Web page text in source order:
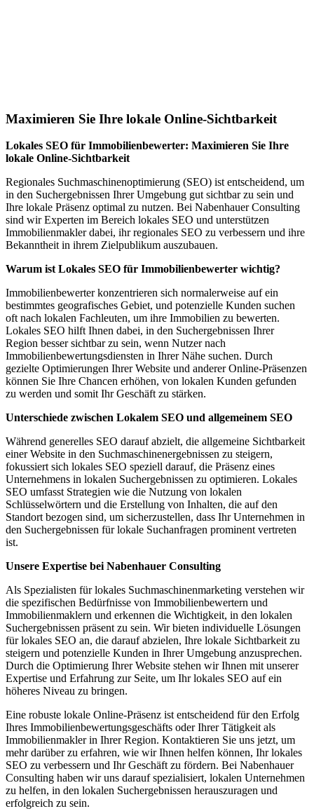
Maximieren Sie Ihre lokale Online-Sichtbarkeit
Lokales SEO für Immobilienbewerter: Maximieren Sie Ihre
lokale Online-Sichtbarkeit
Regionales Suchmaschinenoptimierung (SEO) ist entscheidend, um
in den Suchergebnissen Ihrer Umgebung gut sichtbar zu sein und
Ihre lokale Präsenz optimal zu nutzen. Bei Nabenhauer Consulting
sind wir Experten im Bereich lokales SEO und unterstützen
Immobilienmakler dabei, ihr regionales SEO zu verbessern und ihre
Bekanntheit in ihrem Zielpublikum auszubauen.
Warum ist Lokales SEO für Immobilienbewerter wichtig?
Immobilienbewerter konzentrieren sich normalerweise auf ein
bestimmtes geografisches Gebiet, und potenzielle Kunden suchen
oft nach lokalen Fachleuten, um ihre Immobilien zu bewerten.
Lokales SEO hilft Ihnen dabei, in den Suchergebnissen Ihrer
Region besser sichtbar zu sein, wenn Nutzer nach
Immobilienbewertungsdiensten in Ihrer Nähe suchen. Durch
gezielte Optimierungen Ihrer Website und anderer Online-Präsenzen
können Sie Ihre Chancen erhöhen, von lokalen Kunden gefunden
zu werden und somit Ihr Geschäft zu stärken.
Unterschiede zwischen Lokalem SEO und allgemeinem SEO
Während generelles SEO darauf abzielt, die allgemeine Sichtbarkeit
einer Website in den Suchmaschinenergebnissen zu steigern,
fokussiert sich lokales SEO speziell darauf, die Präsenz eines
Unternehmens in lokalen Suchergebnissen zu optimieren. Lokales
SEO umfasst Strategien wie die Nutzung von lokalen
Schlüsselwörtern und die Erstellung von Inhalten, die auf den
Standort bezogen sind, um sicherzustellen, dass Ihr Unternehmen in
den Suchergebnissen für lokale Suchanfragen prominent vertreten
ist.
Unsere Expertise bei Nabenhauer Consulting
Als Spezialisten für lokales Suchmaschinenmarketing verstehen wir
die spezifischen Bedürfnisse von Immobilienbewertern und
Immobilienmaklern und erkennen die Wichtigkeit, in den lokalen
Suchergebnissen präsent zu sein. Wir bieten individuelle Lösungen
für lokales SEO an, die darauf abzielen, Ihre lokale Sichtbarkeit zu
steigern und potenzielle Kunden in Ihrer Umgebung anzusprechen.
Durch die Optimierung Ihrer Website stehen wir Ihnen mit unserer
Expertise und Erfahrung zur Seite, um Ihr lokales SEO auf ein
höheres Niveau zu bringen.
Eine robuste lokale Online-Präsenz ist entscheidend für den Erfolg
Ihres Immobilienbewertungsgeschäfts oder Ihrer Tätigkeit als
Immobilienmakler in Ihrer Region. Kontaktieren Sie uns jetzt, um
mehr darüber zu erfahren, wie wir Ihnen helfen können, Ihr lokales
SEO zu verbessern und Ihr Geschäft zu fördern. Bei Nabenhauer
Consulting haben wir uns darauf spezialisiert, lokalen Unternehmen
zu helfen, in den lokalen Suchergebnissen herauszuragen und
erfolgreich zu sein.